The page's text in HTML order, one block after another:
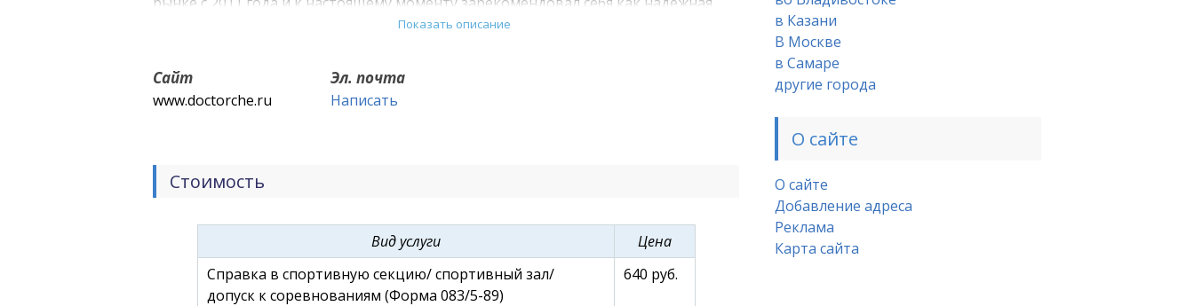
Показать описание
Сайт
www.doctorche.ru
Эл. почта
Написать
Стоимость
Вид услуги
Цена
Справка в спортивную секцию/ спортивный зал/
допуск к соревнованиям (Форма 083/5-89)
640 руб.
в Казани
В Москве
в Самаре
другие города
О сайте
О сайте
Добавление адреса
Реклама
Карта сайта